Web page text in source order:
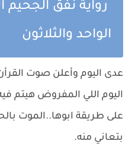
رواية نفق الجحيم
الواحد والثلاثون
عدى اليوم وأعلن صوت
اليوم اللي المفروض هيتم
بتعاني منه.